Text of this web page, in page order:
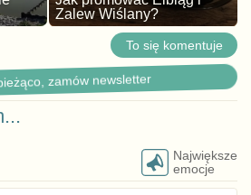
Zalew Wiślany?
To się komentuje
zamów newsletter
Największe
emocje